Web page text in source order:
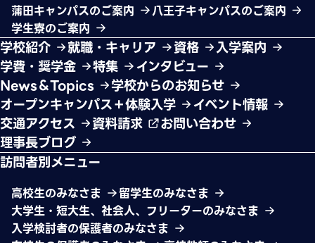
蒲田キャンパスのご案内
八王子キャンパスのご案内
学生寮のご案内
学校紹介 就職・キャリア 資格
入学案内
学費・奨学金
特集
インタビュー
News＆Topics
学校からのお知らせ
オープンキャンパス＋体験入学
イベント情報
交通アクセス
資料請求
お問い合わせ
理事長ブログ
訪問者別メニュー
高校生のみなさま
留学生のみなさま
大学生・短大生、社会人、フリーターのみなさま
入学検討者の保護者のみなさま